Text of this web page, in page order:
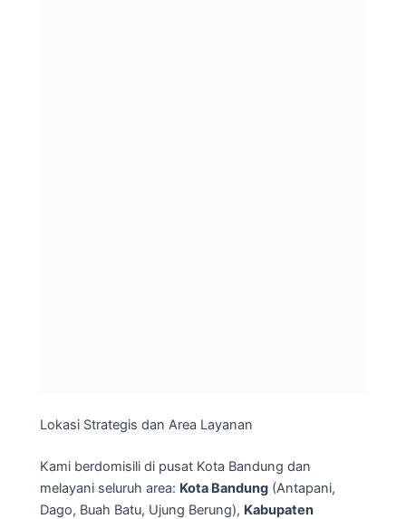
Lokasi Strategis dan Area Layanan
Kami berdomisili di pusat Kota Bandung dan
melayani seluruh area: Kota Bandung (Antapani,
Dago, Buah Batu, Ujung Berung), Kabupaten